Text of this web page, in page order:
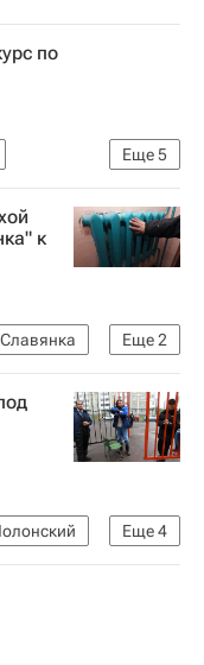
по
Еще5
Россия
к
Еще2
Славянка
Россия
Еще4